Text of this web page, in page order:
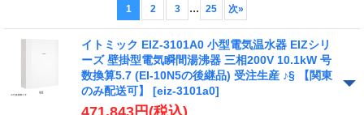
1 2 3 ... 25 次»
イトミック EIZ-3101A0 小型電気温水器 EIZシリ
ーズ 壁掛型電気瞬間湯沸器 三相200V 10.1kW 号
数換算5.7 (EI-10N5の後継品) 受注生産 ♪§ 【関東
のみ配送可】 [eiz-3101a0]
471,843円 (税込)